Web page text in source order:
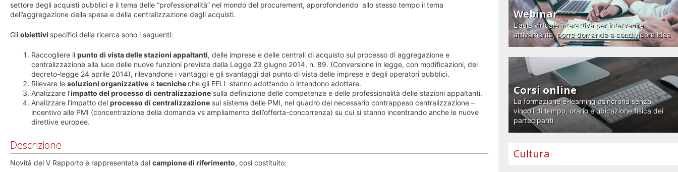
settore degli acquisti pubblici e il tema delle “professionalità” nel mondo del procurement, approfondendo allo stesso tempo il tema
dell’aggregazione della spesa e della centralizzazione degli acquisti.
Gli obiettivi specifici della ricerca sono i seguenti:
Raccogliere il punto di vista delle stazioni appaltanti, delle imprese e delle centrali di acquisto sul processo di aggregazione e
centralizzazione alla luce delle nuove funzioni previste dalla Legge 23 giugno 2014, n. 89. (Conversione in legge, con modificazioni, del
decreto-legge 24 aprile 2014), rilevandone i vantaggi e gli svantaggi dal punto di vista delle imprese e degli operatori pubblici.
Rilevare le soluzioni organizzative e tecnicheche gli EELL stanno adottando o intendono adottare.
Analizzare l’impatto del processo di centralizzazione sulla definizione delle competenze e delle professionalità delle stazioni appaltanti.
Analizzare l’impatto del processo di centralizzazione sul sistema delle PMI, nel quadro del necessario contrappeso centralizzazione –
incentivo alle PMI (concentrazione della domanda vs ampliamento dell’offerta-concorrenza) su cui si stanno incentrando anche le nuove
direttive europee.
Descrizione
Novità del V Rapporto è rappresentata dal campione di riferimento, così costituito:
Webinar
L'aula virtuale interattiva per intervenire
attivamente, porre domande e condividere idee
Corsi online
La formazione e-learning asincrona senza
vincoli di tempo, orario e ubicazione fisica dei
partecipanti
Cultura